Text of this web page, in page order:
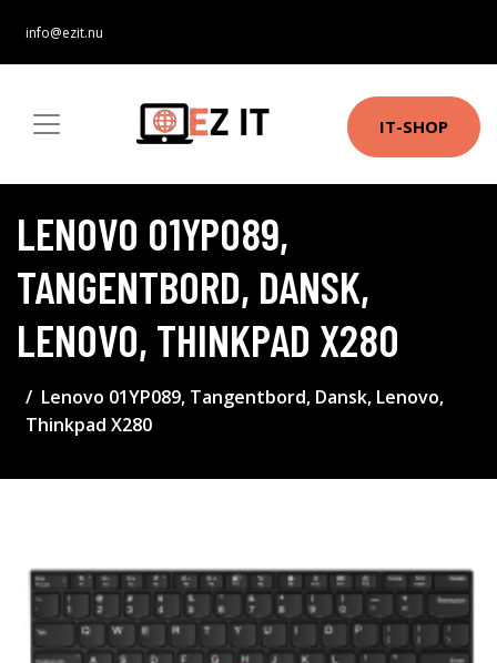
info@ezit.nu
IT-SHOP
LENOVO 01YP089,
TANGENTBORD, DANSK,
LENOVO, THINKPAD X280
Lenovo 01YP089, Tangentbord, Dansk, Lenovo,
Thinkpad X280